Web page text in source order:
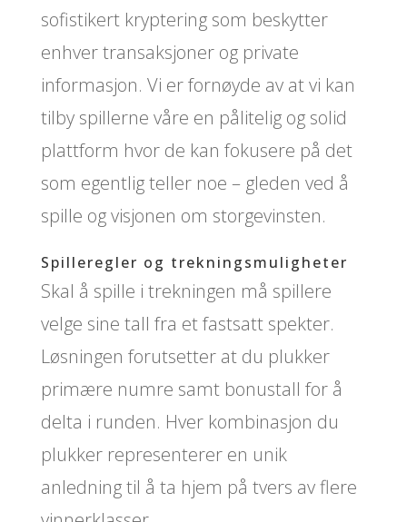
sofistikert kryptering som beskytter
enhver transaksjoner og private
informasjon. Vi er fornøyde av at vi kan
tilby spillerne våre en pålitelig og solid
plattform hvor de kan fokusere på det
som egentlig teller noe – gleden ved å
spille og visjonen om storgevinsten.
Spilleregler og trekningsmuligheter
Skal å spille i trekningen må spillere
velge sine tall fra et fastsatt spekter.
Løsningen forutsetter at du plukker
primære numre samt bonustall for å
delta i runden. Hver kombinasjon du
plukker representerer en unik
anledning til å ta hjem på tvers av flere